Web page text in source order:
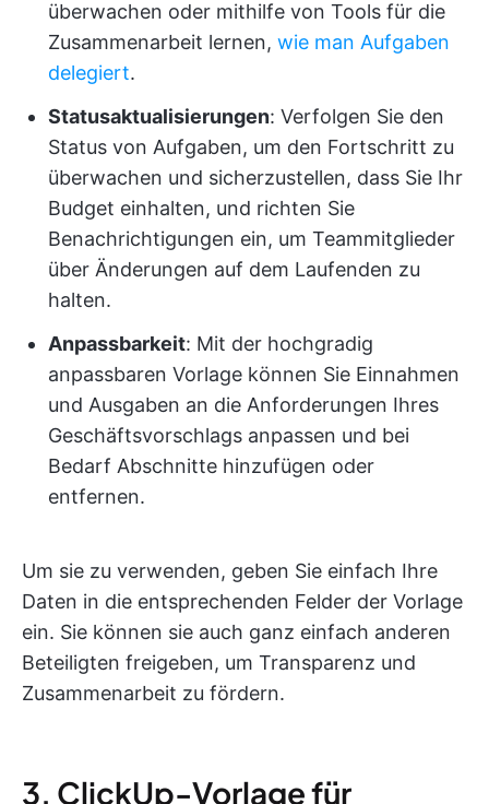
überwachen oder mithilfe von Tools für die
Zusammenarbeit lernen, wie man Aufgaben
delegiert.
Statusaktualisierungen: Verfolgen Sie den
Status von Aufgaben, um den Fortschritt zu
überwachen und sicherzustellen, dass Sie Ihr
Budget einhalten, und richten Sie
Benachrichtigungen ein, um Teammitglieder
über Änderungen auf dem Laufenden zu
halten.
Anpassbarkeit: Mit der hochgradig
anpassbaren Vorlage können Sie Einnahmen
und Ausgaben an die Anforderungen Ihres
Geschäftsvorschlags anpassen und bei
Bedarf Abschnitte hinzufügen oder
entfernen.
Um sie zu verwenden, geben Sie einfach Ihre
Daten in die entsprechenden Felder der Vorlage
ein. Sie können sie auch ganz einfach anderen
Beteiligten freigeben, um Transparenz und
Zusammenarbeit zu fördern.
3. ClickUp-Vorlage für